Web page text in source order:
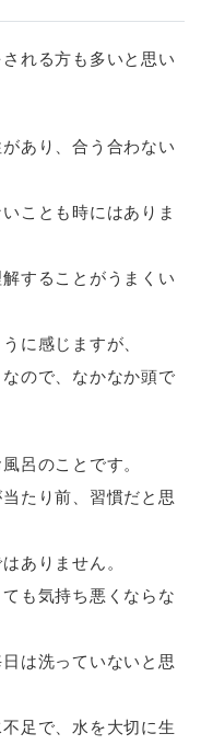
れる方も多いと思い
あり、合う合わない
ことも時にはありま
することがうまくい
に感じますが、
ので、なかなか頭で
呂のことです。
たり前、習慣だと思
ありません。
も気持ち悪くならな
は洗っていないと思
足で、水を大切に生